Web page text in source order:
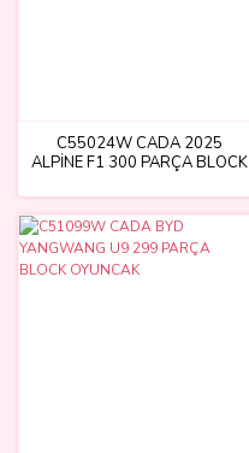
C55024W CADA 2025
ALPİNE F1 300 PARÇA BLOCK